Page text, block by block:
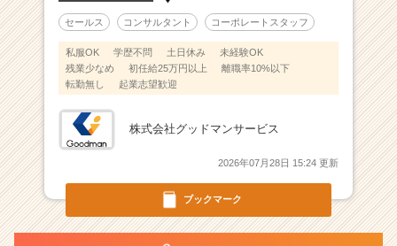
ン
ャ
ー・
成
企
ら
ブックマーク
セールス コンサルタント コーポレートスタッフ
私服OK 学歴不問 土日休み
未経験OK
残業少なめ
初任給25万円以上
離職率10%以下
転勤無し
起業志望歓迎
株式会社グッドマンサービス
2026年07月28日 15:24 更新